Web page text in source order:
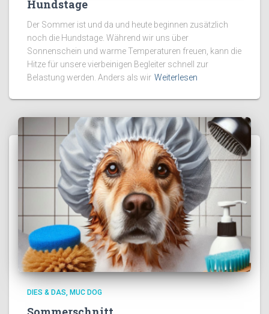
Hundstage
Der Sommer ist und da und heute beginnen zusätzlich
noch die Hundstage. Während wir uns über
Sonnenschein und warme Temperaturen freuen, kann die
Hitze für unsere vierbeinigen Begleiter schnell zur
Belastung werden. Anders als wir Weiterlesen
DIES & DAS MUC DOG